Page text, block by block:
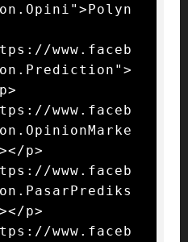
www.faceb
www.faceb
p>
www.faceb
p>
www.faceb